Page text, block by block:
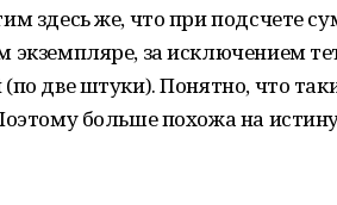
здесь же, что при подсчете
экземпляре, за исключением
две штуки). Понятно, что
больше похожа на